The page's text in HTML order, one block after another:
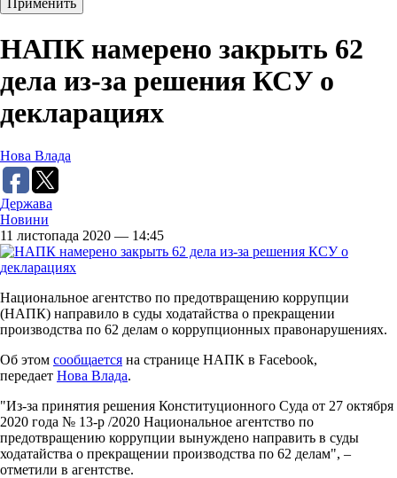
НАПК намерено закрыть 62
дела из-за решения КСУ о
декларациях
Нова Влада
Держава
Новини
11 листопада 2020 — 14:45
Национальное агентство по предотвращению коррупции
(НАПК) направило в суды ходатайства о прекращении
производства по 62 делам о коррупционных правонарушениях.
Об этом сообщается на странице НАПК в Facebook,
передает Нова Влада.
"Из-за принятия решения Конституционного Суда от 27 октября
2020 года № 13-р /2020 Национальное агентство по
предотвращению коррупции вынуждено направить в суды
ходатайства о прекращении производства по 62 делам", –
отметили в агентстве.